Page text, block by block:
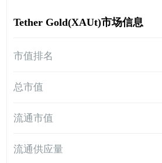
Tether Gold(XAUt)市场信息
市值排名
总市值
流通市值
流通供应量